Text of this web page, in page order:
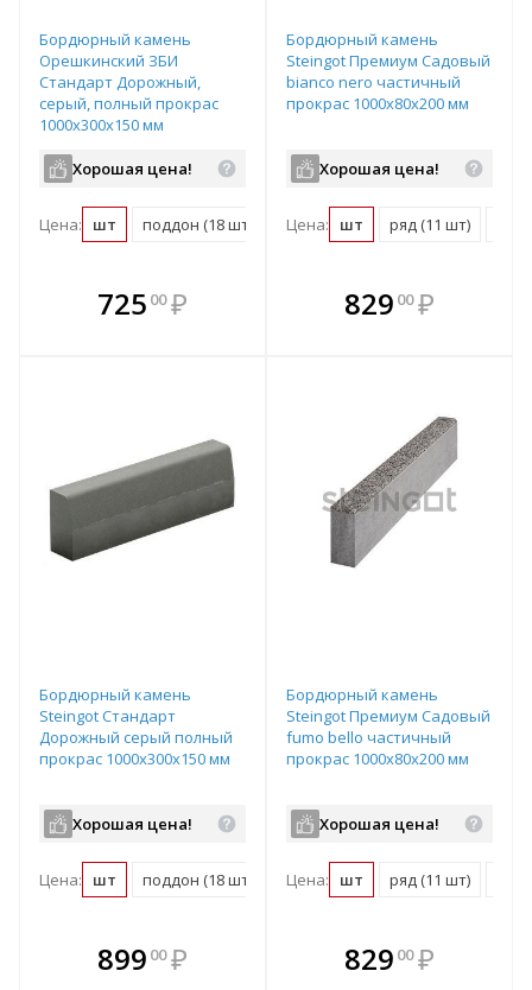
Бордюрный камень
Орешкинский ЗБИ
Стандарт Дорожный,
серый, полный прокрас
1000х300х150 мм
Хорошая цена!
Цена: шт поддон (18 шт)
725 00 ₽
В комплекте
всегда выгоднее!
Бордюрный камень
Steingot Премиум Садовый
bianco nero частичный
прокрас 1000х80х200 мм
Хорошая цена!
Цена: шт ряд (11 шт)
В комплекте
всегда выгоднее!
829 00 ₽
Бордюрный камень
Steingot Стандарт
Дорожный серый полный
прокрас 1000х300х150 мм
Хорошая цена!
Цена: шт поддон (18 шт)
899 00 ₽
В комплекте
всегда выгоднее!
Бордюрный камень
Steingot Премиум Садовый
fumo bello частичный
прокрас 1000х80х200 мм
Хорошая цена!
Цена: шт ряд (11 шт)
В комплекте
всегда выгоднее!
829 00 ₽